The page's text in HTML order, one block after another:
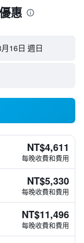
惠
16日 週日
NT$4,611
每晚收費和費用
NT$5,330
每晚收費和費用
NT$11,496
每晚收費和費用